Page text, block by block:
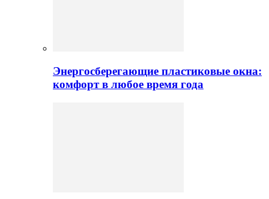
Энергосберегающие пластиковые окна:
комфорт в любое время года